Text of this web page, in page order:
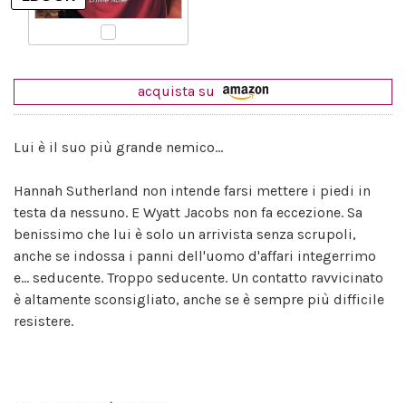
acquista su
Lui è il suo più grande nemico...
Hannah Sutherland non intende farsi mettere i piedi in
testa da nessuno. E Wyatt Jacobs non fa eccezione. Sa
benissimo che lui è solo un arrivista senza scrupoli,
anche se indossa i panni dell'uomo d'affari integerrimo
e... seducente. Troppo seducente. Un contatto ravvicinato
è altamente sconsigliato, anche se è sempre più difficile
resistere.